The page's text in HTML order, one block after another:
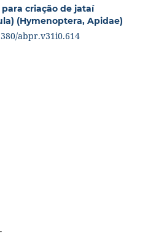
criação de jataí
(Hymenoptera, Apidae)
abpr.v31i0.614